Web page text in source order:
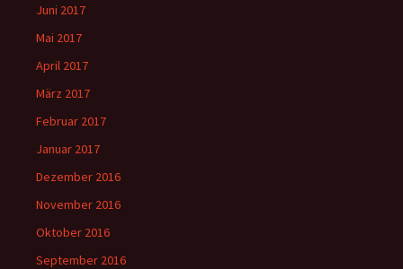
Juni 2017
Mai 2017
April 2017
März 2017
Februar 2017
Januar 2017
Dezember 2016
November 2016
Oktober 2016
September 2016